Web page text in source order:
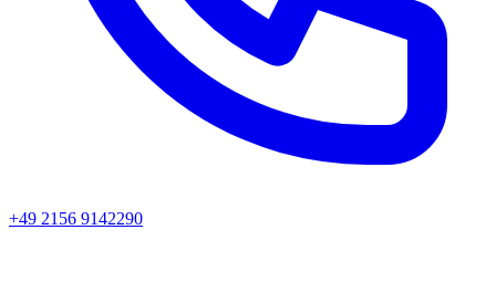
+49 2156 9142290